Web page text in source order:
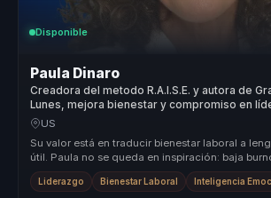
Disponible
Paula Dinaro
Creadora del metodo R.A.I.S.E. y autora de
Lunes, mejora bienestar y compromiso en
empresas.
US
Su valor está en traducir bienestar laboral a
útil. Paula no se queda en inspiración: baja
renu...
Liderazgo Bienestar Laboral Inteligencia